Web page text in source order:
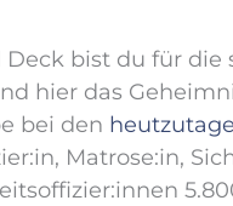
bist du für die
hier das
bei den
Matrose:in,